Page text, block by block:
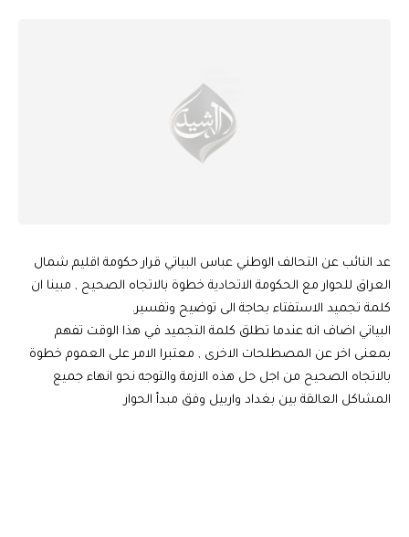
عد النائب عن التحالف الوطني عباس البياتي قرار حكومة اقليم شمال
العراق للحوار مع الحكومة الاتحادية خطوة بالاتجاه الصحيح , مبينا ان
كلمة تجميد الاستفتاء بحاجة الى توضيح وتفسير.
البياتي اضاف انه عندما تطلق كلمة التجميد في هذا الوقت تفهم
بمعنى اخر عن المصطلحات الاخرى , معتبرا الامر على العموم خطوة
بالاتجاه الصحيح من اجل حل هذه الازمة والتوجه نحو انهاء جميع
المشاكل العالقة بين بغداد واربيل وفق مبدأ الحوار